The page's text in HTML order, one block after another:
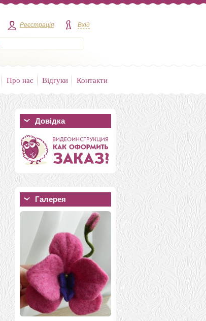
Реєстрація Вхід
Про нас Відгуки Контакти
Довідка
Галерея